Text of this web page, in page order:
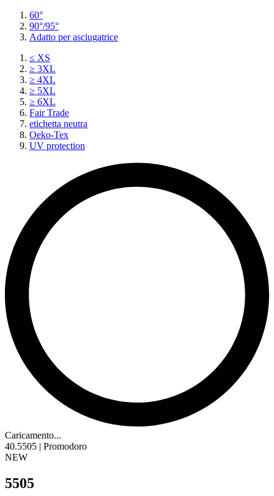
60°
90°/95°
Adatto per asciugatrice
≤ XS
≥ 3XL
≥ 4XL
≥ 5XL
≥ 6XL
Fair Trade
etichetta neutra
Oeko-Tex
UV protection
Caricamento...
40.5505 | Promodoro
NEW
5505